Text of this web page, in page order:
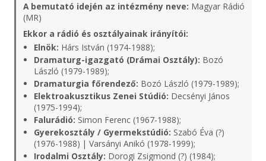
A bemutató idején az intézmény neve: Magyar Rádió
(MR)
Ekkor a rádió és osztályainak irányítói:
Elnök: Hárs István (1974-1988);
Dramaturg-igazgató (Drámai Osztály): Bozó
László (1979-1989);
Dramaturgia főrendező: Bozó László (1979-1989);
Elektroakusztikus Zenei Stúdió: Decsényi János
(1975-1994);
Falurádió: Simon Ferenc (1967-1988);
Gyerekosztály / Gyermekstúdió: Szabó Éva (?)
(1976-1988) | Varsányi Anikó (1978-1999);
Irodalmi Osztály: Dorogi Zsigmond (?) (1984);